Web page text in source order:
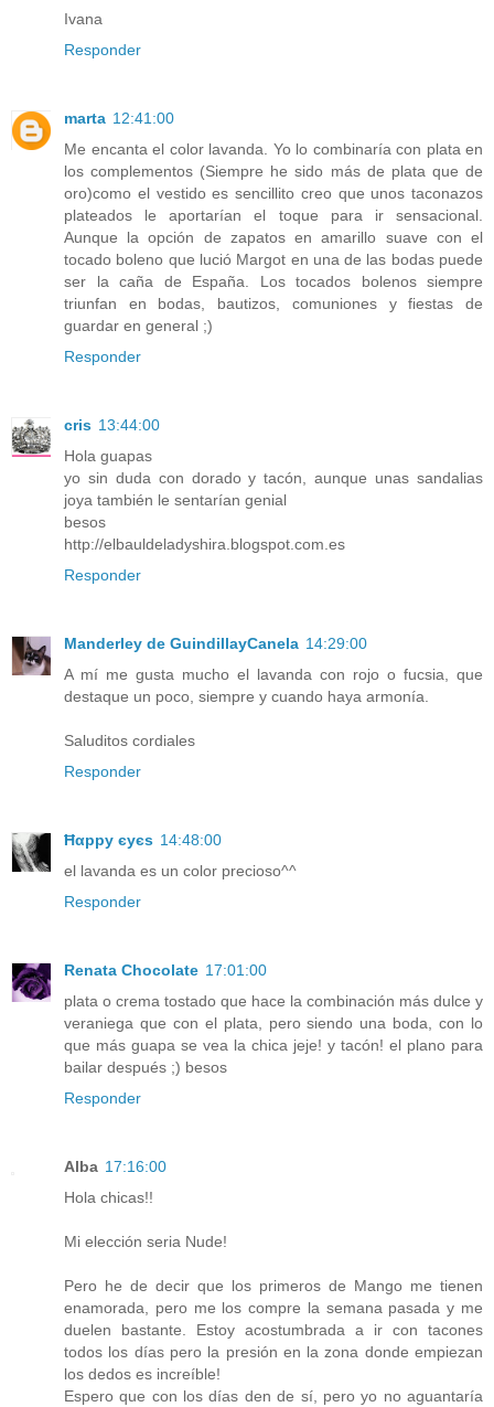
Ivana
Responder
marta 12:41:00
Me encanta el color lavanda. Yo lo combinaría con plata en
los complementos (Siempre he sido más de plata que de
oro)como el vestido es sencillito creo que unos taconazos
plateados le aportarían el toque para ir sensacional.
Aunque la opción de zapatos en amarillo suave con el
tocado boleno que lució Margot en una de las bodas puede
ser la caña de España. Los tocados bolenos siempre
triunfan en bodas, bautizos, comuniones y fiestas de
guardar en general ;)
Responder
cris 13:44:00
Hola guapas
yo sin duda con dorado y tacón, aunque unas sandalias
joya también le sentarían genial
besos
http://elbauldeladyshira.blogspot.com.es
Responder
Manderley de GuindillayCanela 14:29:00
A mí me gusta mucho el lavanda con rojo o fucsia, que
destaque un poco, siempre y cuando haya armonía.
Saluditos cordiales
Responder
Ħαррy єyєs 14:48:00
el lavanda es un color precioso^^
Responder
Renata Chocolate 17:01:00
plata o crema tostado que hace la combinación más dulce y
veraniega que con el plata, pero siendo una boda, con lo
que más guapa se vea la chica jeje! y tacón! el plano para
bailar después ;) besos
Responder
Alba 17:16:00
Hola chicas!!
Mi elección seria Nude!
Pero he de decir que los primeros de Mango me tienen
enamorada, pero me los compre la semana pasada y me
duelen bastante. Estoy acostumbrada a ir con tacones
todos los días pero la presión en la zona donde empiezan
los dedos es increíble!
Espero que con los días den de sí, pero yo no aguantaría